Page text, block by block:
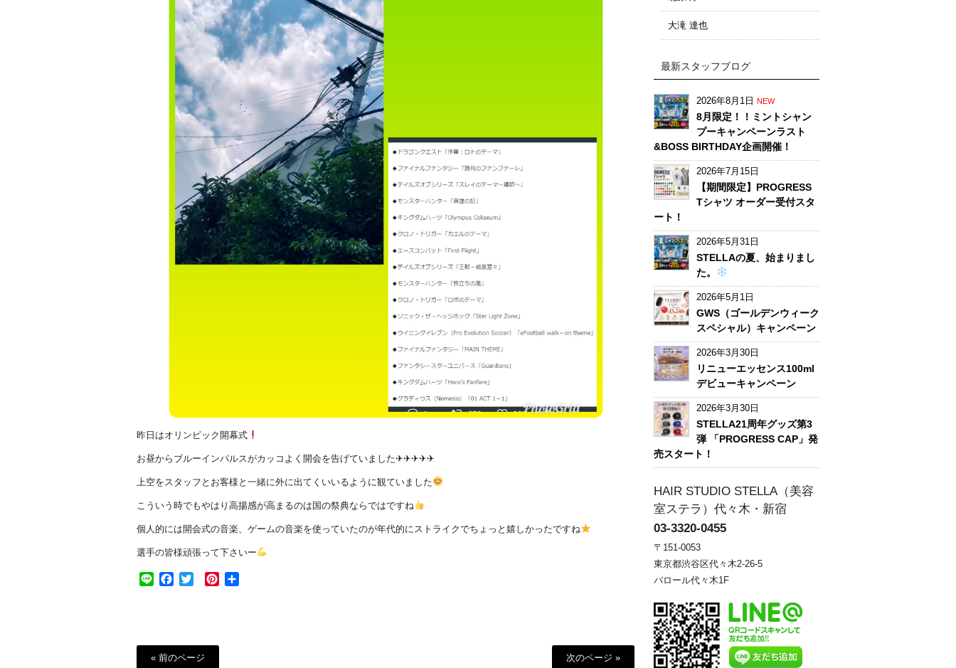
昨日はオリンピック開幕式
お昼からブルーインパルスがカッコよく開会を告げていました✈︎✈︎✈︎✈︎✈︎
上空をスタッフとお客様と一緒に外に出てくいいるように観ていました
こういう時でもやはり高揚感が高まるのは国の祭典ならではですね
個人的には開会式の音楽、ゲームの音楽を使っていたのが年代的にストライクでちょっと嬉しかったですね
選手の皆様頑張って下さいー
Line Facebook
Twitter Pinterest
« 前のページ 次のページ »
大滝 達也
最新スタッフブログ
2026年8月1日 NEW
8月限定！！ミントシャン
プーキャンペーンラスト
&BOSS BIRTHDAY企画開催！
2026年7月15日
【期間限定】PROGRESS
Tシャツ オーダー受付スタ
ート！
2026年5月31日
STELLAの夏、始まりまし
た。
2026年5月1日
GWS（ゴールデンウィーク
スペシャル）キャンペーン
2026年3月30日
リニューエッセンス100ml
デビューキャンペーン
2026年3月30日
STELLA21周年グッズ第3
弾 「PROGRESS CAP」発
売スタート！
HAIR STUDIO STELLA（美容
室ステラ）代々木・新宿
03-3320-0455
〒151-0053
東京都渋谷区代々木2-26-5
バロール代々木1F